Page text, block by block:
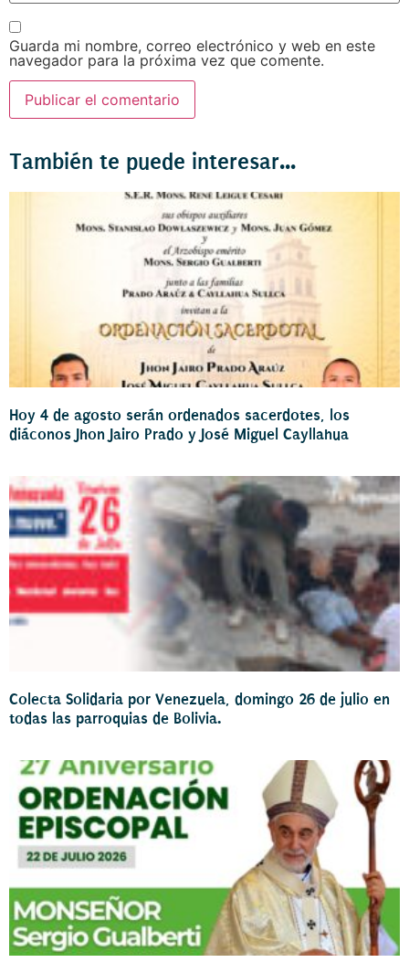
Guarda mi nombre, correo electrónico y web en este
navegador para la próxima vez que comente.
También te puede interesar...
Hoy 4 de agosto serán ordenados sacerdotes, los
diáconos Jhon Jairo Prado y José Miguel Cayllahua
Colecta Solidaria por Venezuela, domingo 26 de julio en
todas las parroquias de Bolivia.